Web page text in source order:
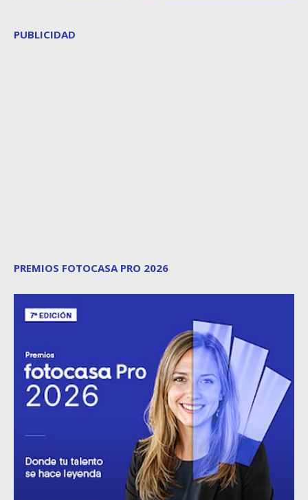
PUBLICIDAD
PREMIOS FOTOCASA PRO 2026